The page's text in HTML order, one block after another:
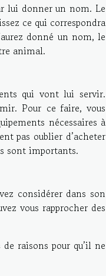
lui donner un nom. Le
ce qui correspondra
donné un nom, le
animal.
qui vont lui servir.
Pour ce faire, vous
nécessaires à
pas oublier d’acheter
sont importants.
considérer dans son
vous rapprocher des
raisons pour qu’il ne